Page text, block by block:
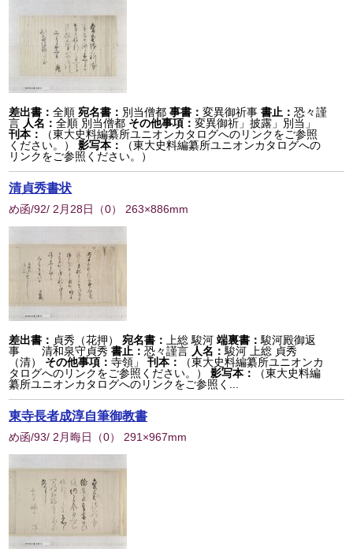
差出書：全順 宛名書： 別当僧都 事書：変異御祈事 書止：恐々謹
言 人名：全順 別当僧都 その他事項：変異御祈」披露」別当」
刊本：
（東大史料編纂所ユニオンカタログへのリンクをご参照
ください。）
影写本：
（東大史料編纂所ユニオンカタログへの
リンクをご参照ください。）
清貞秀書状
め函/92/ 2月28日 （0） 263×886mm
差出書： 貞秀（花押） 宛名書： 上総 駿河 端裏書：駿河殿御返
事 清和泉守貞秀 書止：恐々謹言 人名：駿河 上総 貞秀
（清）
その他事項：寺領」 刊本：
（東大史料編纂所ユニオンカ
タログへのリンクをご参照ください。）
影写本：
（東大史料編
纂所ユニオンカタログへのリンクをご参照く...
東寺長者成淳自筆御教書
め函/93/ 2月晦日 （0） 291×967mm